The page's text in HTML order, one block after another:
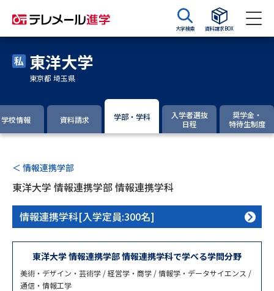
大学検索 資料請求BOX
資料請求
大学・短大の資料種類から請求
総合型選抜・学校推薦型選抜 募
集要項＆願書
募集要項＆願書
過去問題集
大学・短大以外の資料から請求
専門学校の資料請求 大学院の資料請求
東洋大学
東京都 埼玉県
学校情報 資料請求 学部・学科
入学者選抜
日程
奨学金・
特待生制度
＜ 情報連携学部
東洋大学 情報連携学部 情報連携学科
情報連携学科[入学定員:300名]
東洋大学 情報連携学部 情報連携学科で学べる学問分野
美術・デザイン・芸術学 / 経営学・商学 / 情報学・データサイエンス /
通信・情報工学